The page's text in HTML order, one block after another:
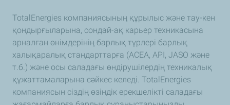
TotalEnergies компаниясының құрылыс және тау-кен
қондырғыларына, сондай-ақ карьер техникасына
арналған өнімдерінің барлық түрлері барлық
халықаралық стандарттарға (ACEA, API, JASO және
т.б.) және осы саладағы өндірушілердің техникалық
құжаттамаларына сәйкес келеді. TotalEnergies
компаниясын сіздің өзіндік ерекшелікті саладағы